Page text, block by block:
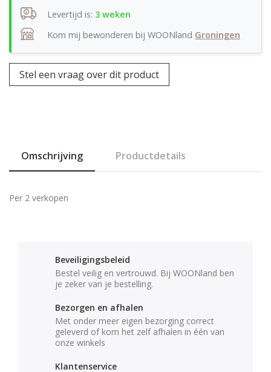
Levertijd is: 3 weken
Kom mij bewonderen bij WOONland Groningen
Stel een vraag over dit product
Omschrijving Productdetails
Per 2 verkopen
Beveiligingsbeleid
Bestel veilig en vertrouwd. Bij WOONland ben
je zeker van je bestelling.
Bezorgen en afhalen
Met onder meer eigen bezorging correct
geleverd of kom het zelf afhalen in één van
onze winkels
Klantenservice